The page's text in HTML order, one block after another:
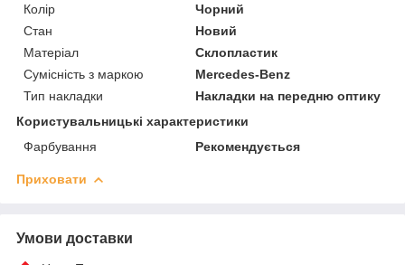
Колір
Чорний
Стан
Новий
Матеріал
Склопластик
Сумісність з маркою
Mercedes-Benz
Тип накладки
Накладки на передню оптику
Користувальницькі характеристики
Фарбування
Рекомендується
Приховати
Умови доставки